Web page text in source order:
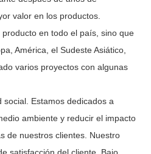
valor en los productos.
en todo el país, sino que
América, el Sudeste Asiático,
varios proyectos con algunas
social. Estamos dedicados a
ambiente y reducir el impacto
de nuestros clientes. Nuestro
satisfacción del cliente. Bajo